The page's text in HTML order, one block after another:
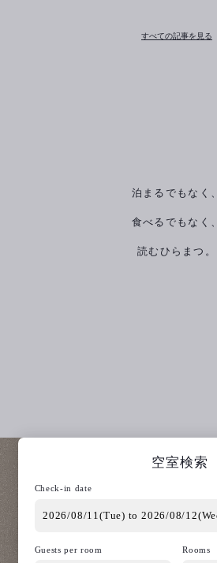
すべての記事を見る
泊まるでもなく、
食べるでもなく、
読むひらまつ。
空室検索
Check-in date
Guests per room Rooms